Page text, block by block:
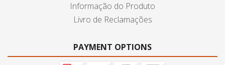
Informação do Produto
Livro de Reclamações
PAYMENT OPTIONS